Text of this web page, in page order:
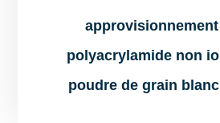
approvisionnement
polyacrylamide non
poudre de grain